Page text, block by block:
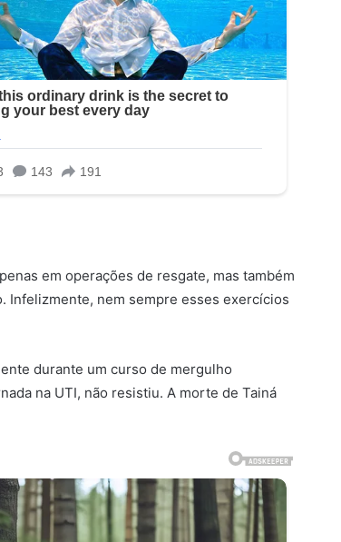
em operações de resgate, mas também
Infelizmente, nem sempre esses exercícios
durante um curso de mergulho
na UTI, não resistiu. A morte de Tainá